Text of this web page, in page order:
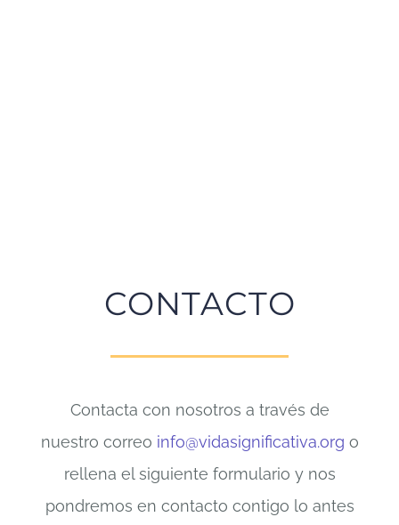
CONTACTO
Contacta con nosotros a través de
nuestro correo info@vidasignificativa.org o
rellena el siguiente formulario y nos
pondremos en contacto contigo lo antes